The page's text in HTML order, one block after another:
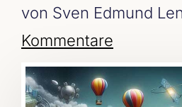
von Sven Edmund
Kommentare